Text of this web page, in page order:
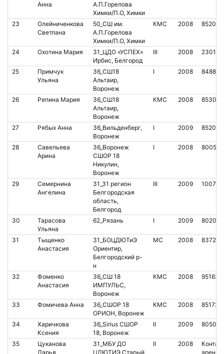
Анна
А.П.Горелова
Химки/П.О, Химки
23
Олейниченкова
Светлана
50_СШ им.
А.П.Горелова
Химки/П.О, Химки
КМС 2008
24 Охотина Мария
31_ЦДО «УСПЕХ»
Ирбис, Белгород
III 2008
25
Примчук
Ульяна
36_СШ18
Альтаир,
Воронеж
I 2008
26 Репина Мария
36_СШ18
Альтаир,
Воронеж
КМС 2008
27 Рябых Анна
36_Вильденберг,
Воронеж
I 2009
28
Савельева
Арина
36_Воронеж
СШОР 18
Никулин,
Воронеж
I 2008
29
Семернина
Ангелина
31_31 регион
Белгородская
область,
Белгород
III 2009
30
Тарасова
Ульяна
62_Рязань I 2009
31
Тыщенко
Анастасия
31_БОЦДЮТиЭ
Ориентир,
Белгородский р-
н
МС 2008
32
Фоменко
Анастасия
36_СШ 18
ИМПУЛЬС,
Воронеж
КМС 2008
33 Фомичева Анна
36_СШОР 18
ОРИОН, Воронеж
КМС 2008
34
Харичкова
Ксения
36_Sirius СШОР
18, Воронеж
II 2009
35
Цуканова
Дарья
31_МБУ ДО
ЦДЮТИЭ Старый
II 2008
аренда